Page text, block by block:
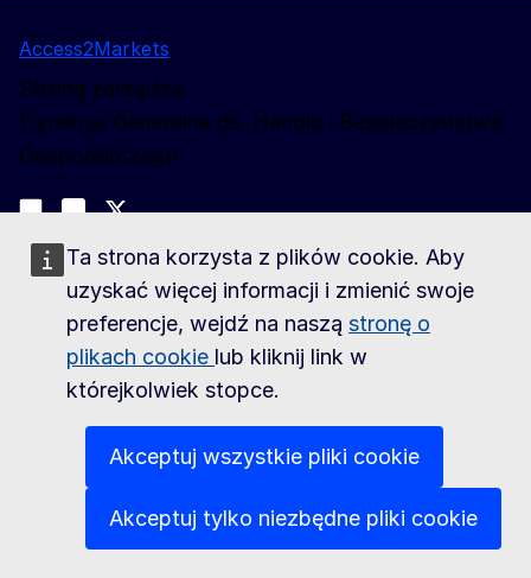
Ta strona korzysta z plików cookie. Aby
uzyskać więcej informacji i zmienić swoje
preferencje, wejdź na naszą stronę o
plikach cookie lub kliknij link w
którejkolwiek stopce.
Akceptuj wszystkie pliki cookie
Akceptuj tylko niezbędne pliki cookie
Access2Markets
Stroną zarządza:
Dyrekcja Generalna ds. Handlu i Bezpieczeństwa
Gospodarczego
Join us on LinkedIn
Trade-Off podcast
Kontakt
Kontakt z Access2Markets
O nas
Mapa strony